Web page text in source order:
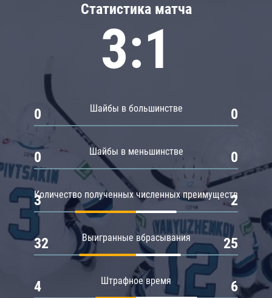
Статистика матча
3:1
Шайбы в большинстве
0 0
Шайбы в меньшинстве
0 0
Количество полученных численных преимуществ
3 2
Выигранные вбрасывания
32 25
Штрафное время
4 6